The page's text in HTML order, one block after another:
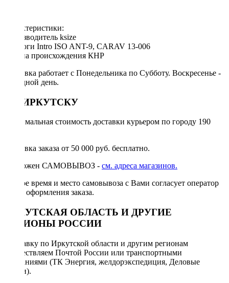
Характеристики:
Производитель ksize
Аналоги Intro ISO ANT-9, CARAV 13-006
Страна происхождения КНР
Доставка работает с Понедельника по Субботу. Воскресенье -
выходной день.
ПО ИРКУТСКУ
Минимальная стоимость доставки курьером по городу 190
Доставка заказа от 50 000 руб. бесплатно.
Возможен САМОВЫВОЗ - см. адреса магазинов.
Точное время и место самовывоза с Вами согласует оператор
после оформления заказа.
ИРКУТСКАЯ ОБЛАСТЬ И ДРУГИЕ
РЕГИОНЫ РОССИИ
Отправку по Иркутской области и другим регионам
осуществляем Почтой России или транспортными
компаниями (ТК Энергия, желдорэкспедиция, Деловые
линии).